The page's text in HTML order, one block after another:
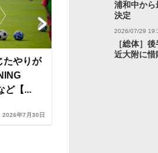
たやりが
ど【...
2026年7月30日
浦和中から
決定
2026/07/29
［総体］
近大附に惜